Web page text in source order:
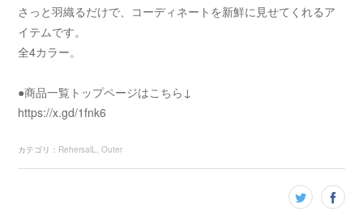
さっと羽織るだけで、コーディネートを新鮮に見せてくれるア
イテムです。
全4カラー。
●商品一覧トップページはこちら↓
https://x.gd/1fnk6
カテゴリ ： RehersalL Outer